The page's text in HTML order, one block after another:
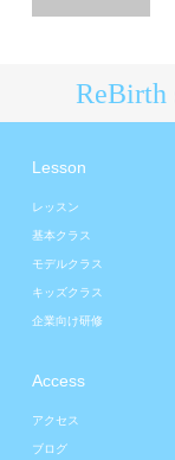
ReBirth
Lesson
レッスン
基本クラス
モデルクラス
キッズクラス
企業向け研修
Access
アクセス
ブログ